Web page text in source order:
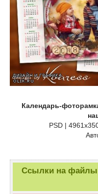
Календарь-
PSD |
Ссылки на файлы